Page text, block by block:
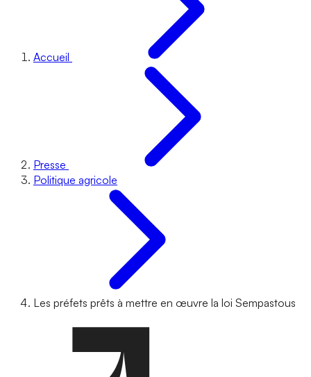
Accueil
Presse
Politique agricole
Les préfets prêts à mettre en œuvre la loi Sempastous